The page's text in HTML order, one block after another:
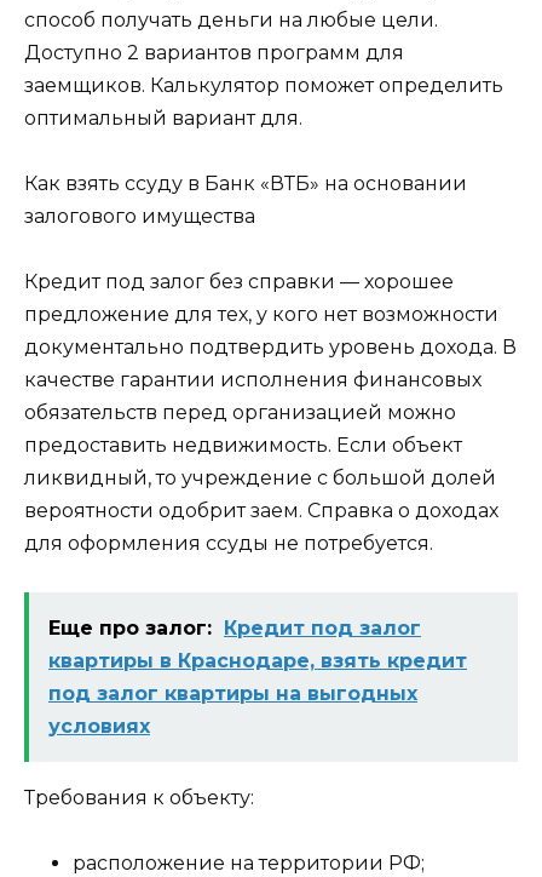
способ получать деньги на любые цели.
Доступно 2 вариантов программ для
заемщиков. Калькулятор поможет определить
оптимальный вариант для.
Как взять ссуду в Банк «ВТБ» на основании
залогового имущества
Кредит под залог без справки — хорошее
предложение для тех, у кого нет возможности
документально подтвердить уровень дохода. В
качестве гарантии исполнения финансовых
обязательств перед организацией можно
предоставить недвижимость. Если объект
ликвидный, то учреждение с большой долей
вероятности одобрит заем. Справка о доходах
для оформления ссуды не потребуется.
Еще про залог:
Кредит под залог
квартиры в Краснодаре, взять кредит
под залог квартиры на выгодных
условиях
Требования к объекту:
расположение на территории РФ;